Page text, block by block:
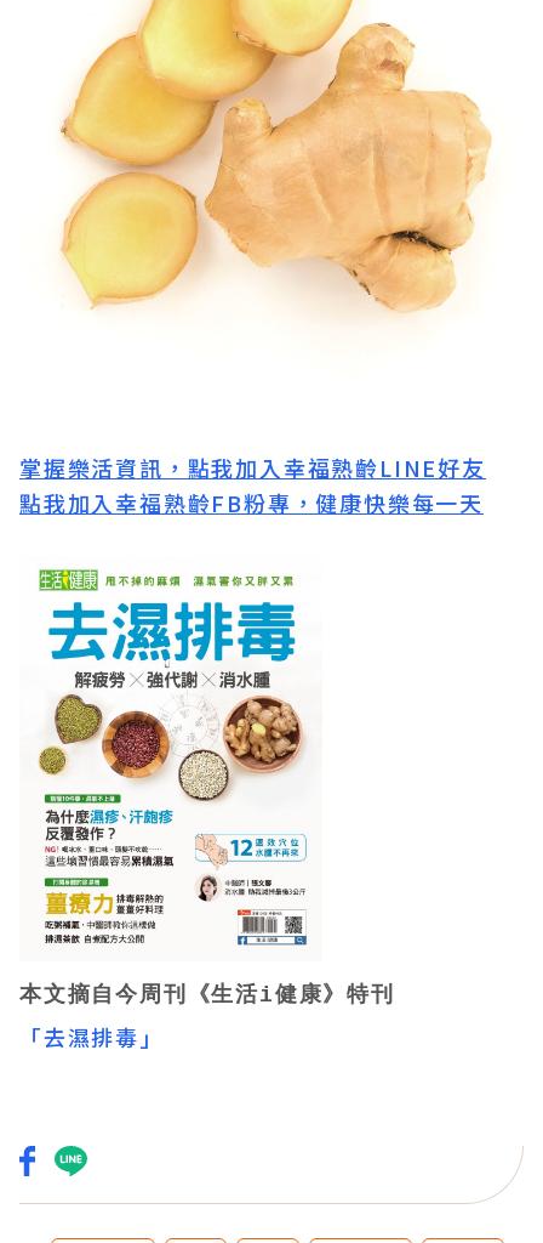
掌握樂活資訊， 點我加入幸福熟齡LINE好友
點我加入幸福熟齡FB粉專，健康快樂每一天
本文摘自今周刊《生活i健康》特刊
「去濕排毒」